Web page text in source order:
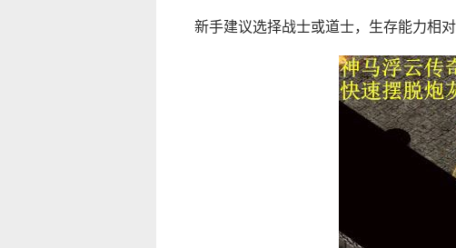
新手建议选择战士或道士，生存能力相